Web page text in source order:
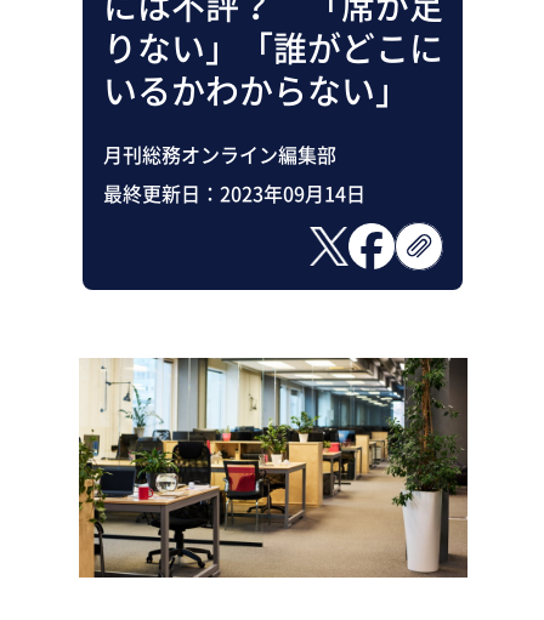
りない」「誰がどこに
いるかわからない」
月刊総務オンライン編集部
最終更新日： 2023年09月14日